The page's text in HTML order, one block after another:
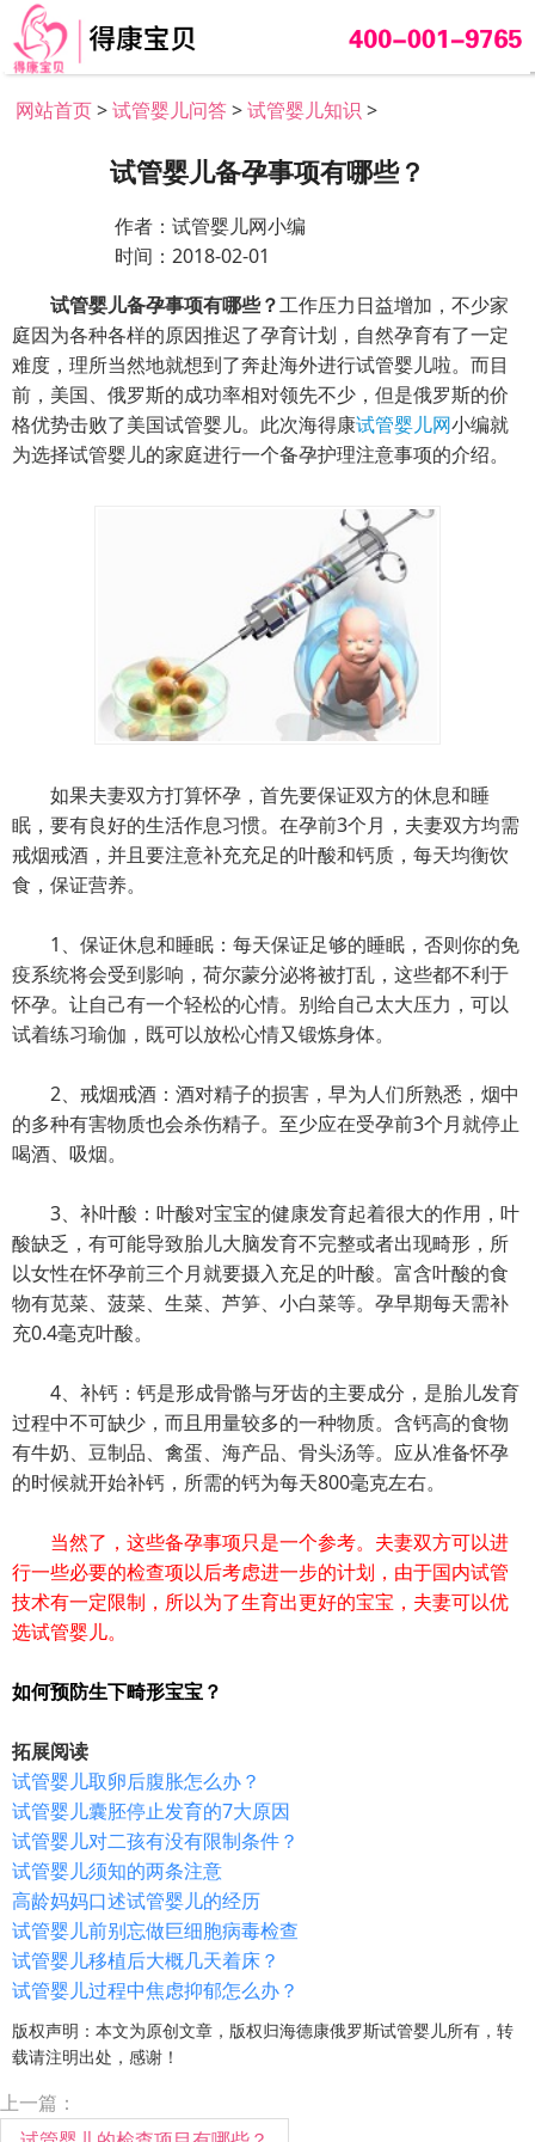
网站首页>试管婴儿问答>试管婴儿知识 >
试管婴儿备孕事项有哪些？
作者：试管婴儿网小编
时间：2018-02-01
试管婴儿备孕事项有哪些？工作压力日益增加，不少家
庭因为各种各样的原因推迟了孕育计划，自然孕育有了一定
难度，理所当然地就想到了奔赴海外进行试管婴儿啦。而目
前，美国、俄罗斯的成功率相对领先不少，但是俄罗斯的价
格优势击败了美国试管婴儿。此次海得康试管婴儿网小编就
为选择试管婴儿的家庭进行一个备孕护理注意事项的介绍。
如果夫妻双方打算怀孕，首先要保证双方的休息和睡
眠，要有良好的生活作息习惯。在孕前3个月，夫妻双方均需
戒烟戒酒，并且要注意补充充足的叶酸和钙质，每天均衡饮
食，保证营养。
1、保证休息和睡眠：每天保证足够的睡眠，否则你的免
疫系统将会受到影响，荷尔蒙分泌将被打乱，这些都不利于
怀孕。让自己有一个轻松的心情。别给自己太大压力，可以
试着练习瑜伽，既可以放松心情又锻炼身体。
2、戒烟戒酒：酒对精子的损害，早为人们所熟悉，烟中
的多种有害物质也会杀伤精子。至少应在受孕前3个月就停止
喝酒、吸烟。
3、补叶酸：叶酸对宝宝的健康发育起着很大的作用，叶
酸缺乏，有可能导致胎儿大脑发育不完整或者出现畸形，所
以女性在怀孕前三个月就要摄入充足的叶酸。富含叶酸的食
物有苋菜、菠菜、生菜、芦笋、小白菜等。孕早期每天需补
充0.4毫克叶酸。
4、补钙：钙是形成骨骼与牙齿的主要成分，是胎儿发育
过程中不可缺少，而且用量较多的一种物质。含钙高的食物
有牛奶、豆制品、禽蛋、海产品、骨头汤等。应从准备怀孕
的时候就开始补钙，所需的钙为每天800毫克左右。
当然了，这些备孕事项只是一个参考。夫妻双方可以进
行一些必要的检查项以后考虑进一步的计划，由于国内试管
技术有一定限制，所以为了生育出更好的宝宝，夫妻可以优
选试管婴儿。
如何预防生下畸形宝宝？
拓展阅读
试管婴儿取卵后腹胀怎么办？
试管婴儿囊胚停止发育的7大原因
试管婴儿对二孩有没有限制条件？
试管婴儿须知的两条注意
高龄妈妈口述试管婴儿的经历
试管婴儿前别忘做巨细胞病毒检查
试管婴儿移植后大概几天着床？
试管婴儿过程中焦虑抑郁怎么办？
版权声明：本文为原创文章，版权归海德康俄罗斯试管婴儿所有，转
载请注明出处，感谢！
上一篇：